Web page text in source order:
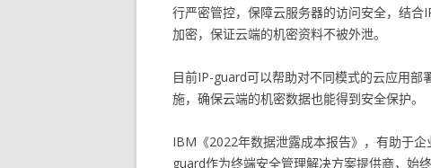
行严密管控，保障云服务器的访问安全，结
加密，保证云端的机密资料不被外泄。
目前IP-guard可以帮助对不同模式的云应用
施，确保云端的机密数据也能得到安全保护。
IBM《2022年数据泄露成本报告》，有助于
guard作为终端安全管理解决方案提供商，始